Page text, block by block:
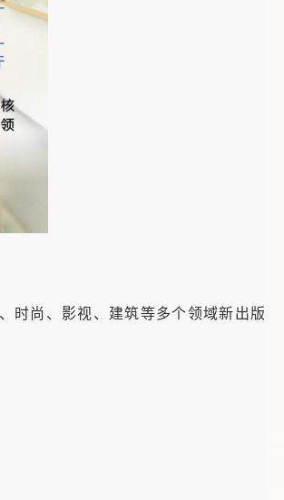
时尚、影视、建筑等多个领域新出版